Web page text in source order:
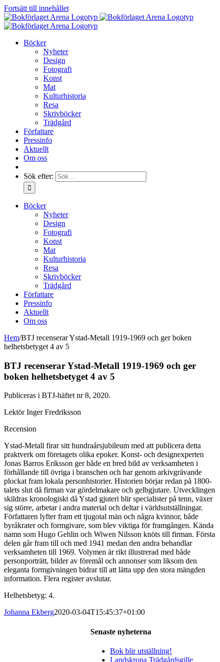
Fortsätt till innehållet
Böcker
Nyheter
Design
Fotografi
Konst
Mat
Kulturhistoria
Resa
Skrivböcker
Trädgård
Författare
Pressinfo
Aktuellt
Om oss
Sök efter:
Böcker
Nyheter
Design
Fotografi
Konst
Mat
Kulturhistoria
Resa
Skrivböcker
Trädgård
Författare
Pressinfo
Aktuellt
Om oss
Hem/BTJ recenserar Ystad-Metall 1919-1969 och ger boken
helhetsbetyget 4 av 5
BTJ recenserar Ystad-Metall 1919-1969 och ger
boken helhetsbetyget 4 av 5
Publiceras i BTJ-häftet nr 8, 2020.
Lektör Inger Fredriksson
Recension
Ystad-Metall firar sitt hundraårsjubileum med att publicera detta
praktverk om företagets olika epoker. Konst- och designexperten
Jonas Barros Eriksson ger både en bred bild av verksamheten i
förhållande till övriga i branschen och har genom arkivgrävande
plockat fram lokala personhistorier. Historien börjar redan på 1800-
talets slut då firman var gördelmakare och gelbgjutare. Utvecklingen
skildras kronologiskt då Ystad gjuteri blir specialister på tenn, växer
sig större, arbetar i andra material och deltar i världsutställningar.
Författaren lyfter fram ett tjugotal män och några kvinnor, både
byråkrater och formgivare, som blev viktiga för framgången. Kända
namn som Hugo Gehlin och Wiwen Nilsson knöts till firman. Första
delen går fram till och med 1941 medan den andra behandlar
verksamheten till 1969. Volymen är rikt illustrerad med både
personporträtt, bilder av föremål och annonser som liksom den
eleganta formgivningen bidrar till att lätta upp den stora mängden
information. Flera register avslutar.
Helhetsbetyg: 4.
Johanna Ekberg2020-03-04T15:45:37+01:00
Senaste nyheterna
Bok blir utställning!
Landskrona Trädgårdsgille